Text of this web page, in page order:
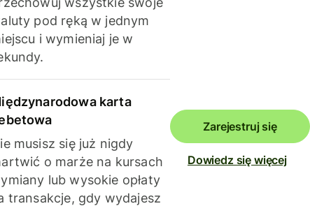
pod ręką w jednym
i wymieniaj je w
karta
musisz się już nigdy
o marże na kursach
lub wysokie opłaty
transakcje, gdy wydajesz
Zarejestruj się
Dowiedz się więcej